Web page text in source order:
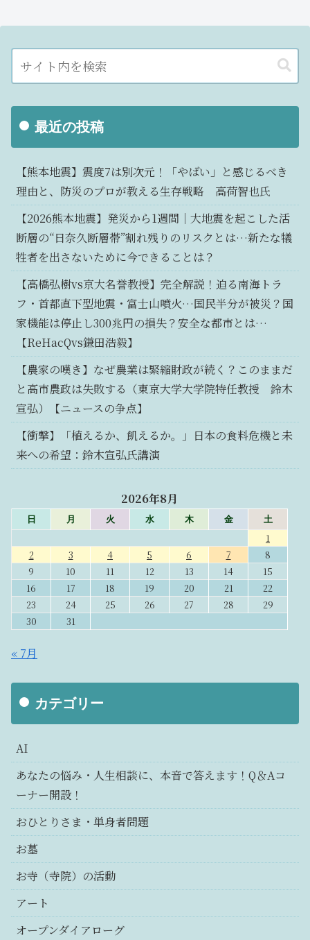
最近の投稿
【熊本地震】震度7は別次元！「やばい」と感じるべき
理由と、防災のプロが教える生存戦略 高荷智也氏
【2026熊本地震】発災から1週間｜大地震を起こした活
断層の“日奈久断層帯”割れ残りのリスクとは…新たな犠
牲者を出さないために今できることは？
【高橋弘樹vs京大名誉教授】完全解説！迫る南海トラ
フ・首都直下型地震・富士山噴火…国民半分が被災？国
家機能は停止し300兆円の損失？安全な都市とは…
【ReHacQvs鎌田浩毅】
【農家の嘆き】なぜ農業は緊縮財政が続く？このままだ
と高市農政は失敗する（東京大学大学院特任教授 鈴木
宣弘）【ニュースの争点】
【衝撃】「植えるか、飢えるか。」日本の食料危機と未
来への希望：鈴木宣弘氏講演
2026年8月
日 月 火 水 木 金 土
1
2
3 4 5 6 7
8
9
10 11 12 13 14
15
16
17 18 19 20 21
22
23
24 25 26 27 28
29
30
31
« 7月
カテゴリー
AI
あなたの悩み・人生相談に、本音で答えます！Q＆Aコ
ーナー開設！
おひとりさま・単身者問題
お墓
お寺（寺院）の活動
アート
オープンダイアローグ